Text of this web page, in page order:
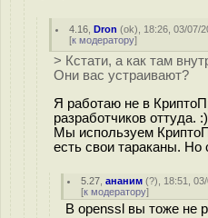
4.16 ,Dron (ok), 18:26, 03/07/
[к модератору]
> Кстати, а как там
Они вас устраивают?
Я работаю не в
разработчиков оттуда. :)
Мы используем
есть свои тараканы. Но
5.27 ,ананим (?), 18:51,
[к модератору]
В openssl вы тоже не